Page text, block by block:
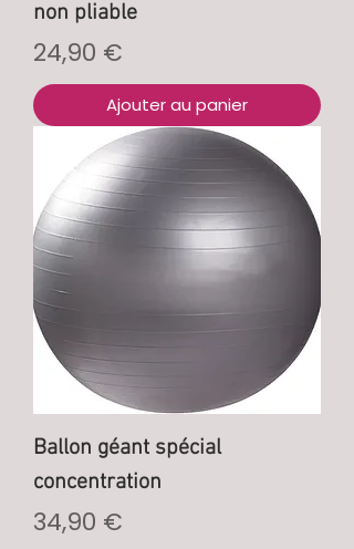
non pliable
Prix
24,90 €
Ajouter au panier
Ballon géant spécial
concentration
Prix
34,90 €